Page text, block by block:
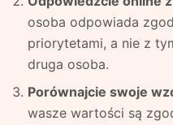
osoba odpowiada
priorytetami, a nie z
druga osoba.
Porównajcie swoje
wasze wartości są